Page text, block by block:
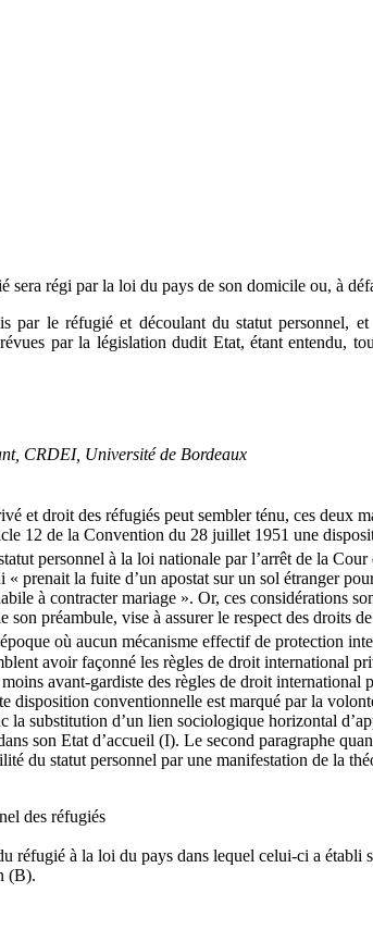
sera régi par la loi du pays de son domicile ou, à
par le réfugié et découlant du statut personnel,
par la législation dudit Etat, étant entendu,
CRDEI, Université de Bordeaux
et droit des réfugiés peut sembler ténu, ces deux
12 de la Convention du 28 juillet 1951 une
personnel à la loi nationale par l’arrêt de la
prenait la fuite d’un apostat sur un sol étranger
à contracter mariage ». Or, ces considérations
préambule, vise à assurer le respect des droits
où aucun mécanisme effectif de protection
avoir façonné les règles de droit international
avant-gardiste des règles de droit international
disposition conventionnelle est marqué par la
la substitution d’un lien sociologique horizontal
son Etat d’accueil (I). Le second paragraphe
du statut personnel par une manifestation de la
des réfugiés
réfugié à la loi du pays dans lequel celui-ci a
(B).